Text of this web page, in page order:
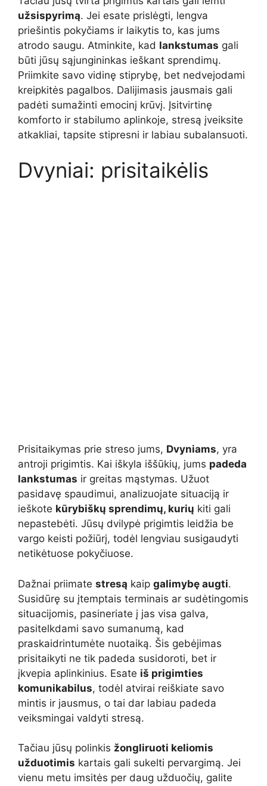
užsispyrimą. Jei esate prislėgti, lengva
priešintis pokyčiams ir laikytis to, kas jums
atrodo saugu. Atminkite, kad lankstumas gali
būti jūsų sąjungininkas ieškant sprendimų.
Priimkite savo vidinę stiprybę, bet nedvejodami
kreipkitės pagalbos. Dalijimasis jausmais gali
padėti sumažinti emocinį krūvį. Įsitvirtinę
komforto ir stabilumo aplinkoje, stresą įveiksite
atkakliai, tapsite stipresni ir labiau subalansuoti.
Dvyniai: prisitaikėlis
Prisitaikymas prie streso jums, Dvyniams, yra
antroji prigimtis. Kai iškyla iššūkių, jums padeda
lankstumas ir greitas mąstymas. Užuot
pasidavę spaudimui, analizuojate situaciją ir
ieškote kūrybiškų sprendimų, kurių kiti gali
nepastebėti. Jūsų dvilypė prigimtis leidžia be
vargo keisti požiūrį, todėl lengviau susigaudyti
netikėtuose pokyčiuose.
Dažnai priimate stresą kaip galimybę augti.
Susidūrę su įtemptais terminais ar sudėtingomis
situacijomis, pasineriate į jas visa galva,
pasitelkdami savo sumanumą, kad
praskaidrintumėte nuotaiką. Šis gebėjimas
prisitaikyti ne tik padeda susidoroti, bet ir
įkvepia aplinkinius. Esate iš prigimties
komunikabilus, todėl atvirai reiškiate savo
mintis ir jausmus, o tai dar labiau padeda
veiksmingai valdyti stresą.
Tačiau jūsų polinkis žongliruoti keliomis
užduotimis kartais gali sukelti pervargimą. Jei
vienu metu imsitės per daug užduočių, galite